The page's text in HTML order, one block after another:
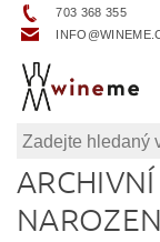
703 368 355